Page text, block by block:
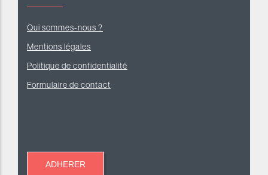
Qui sommes-nous ?
Mentions légales
Politique de confidentialité
Formulaire de contact